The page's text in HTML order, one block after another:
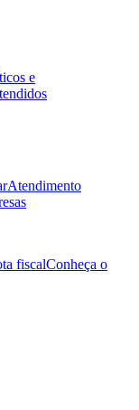
e
Atendimento
fiscalConheça o